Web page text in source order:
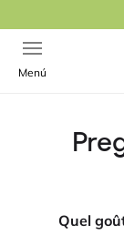
Ouvrir la
Menú
Quel